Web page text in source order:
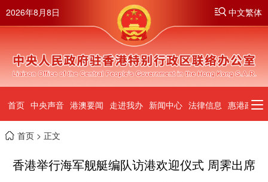
2026年8月8日 中文繁体
首页 中央声音 港澳要闻 走进我办 新闻中心 法律信息 惠港政策
首页> 正文
香港举行海军舰艇编队访港欢迎仪式 周霁出席